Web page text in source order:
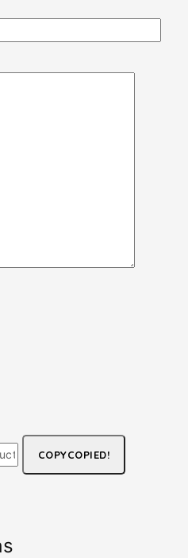
COPYCOPIED!